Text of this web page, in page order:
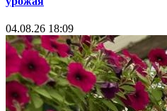
04.08.26 18:09